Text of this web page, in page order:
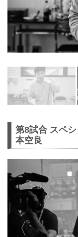
第8試合 スペ
本空良